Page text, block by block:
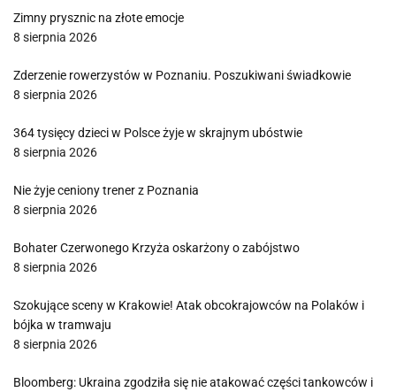
Zimny prysznic na złote emocje
8 sierpnia 2026
Zderzenie rowerzystów w Poznaniu. Poszukiwani świadkowie
8 sierpnia 2026
364 tysięcy dzieci w Polsce żyje w skrajnym ubóstwie
8 sierpnia 2026
Nie żyje ceniony trener z Poznania
8 sierpnia 2026
Bohater Czerwonego Krzyża oskarżony o zabójstwo
8 sierpnia 2026
Szokujące sceny w Krakowie! Atak obcokrajowców na Polaków i
bójka w tramwaju
8 sierpnia 2026
Bloomberg: Ukraina zgodziła się nie atakować części tankowców i